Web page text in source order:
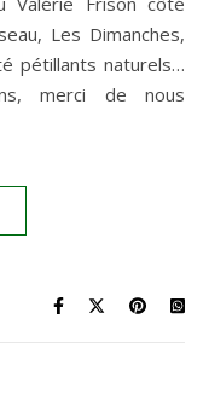
Les Dimanches,
pétillants naturels…
merci de nous